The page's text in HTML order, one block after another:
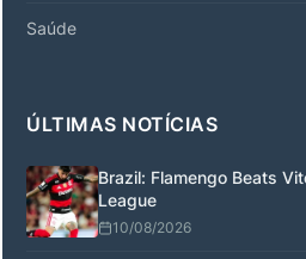
Saúde
ÚLTIMAS NOTÍCIAS
Brazil: Flamengo Beats
League
10/08/2026